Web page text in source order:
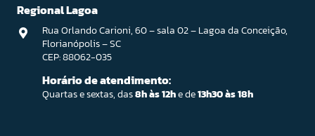
Regional Lagoa
Rua Orlando Carioni, 60 – sala 02 – Lagoa da Conceição,
Florianópolis – SC
CEP: 88062-035
Horário de atendimento:
Quartas e sextas, das8h às 12he de13h30 às 18h